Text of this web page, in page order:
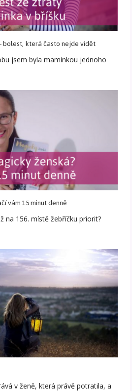
bolest, která často nejde vidět
jsem byla maminkou jednoho
vám 15 minut denně
na 156. místě žebříčku priorit?
v ženě, která právě potratila, a